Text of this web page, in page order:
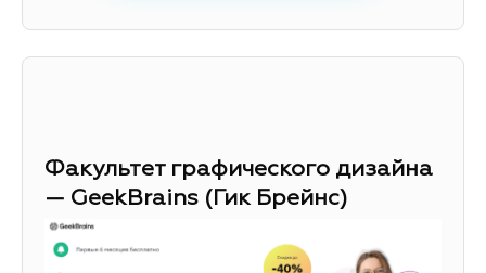
Факультет графического дизайна
— GeekBrains (Гик Брейнс)